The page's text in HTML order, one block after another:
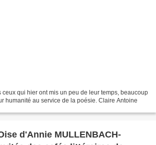
ceux qui hier ont mis un peu de leur temps, beaucoup
humanité au service de la poésie. Claire Antoine
d'Annie MULLENBACH-